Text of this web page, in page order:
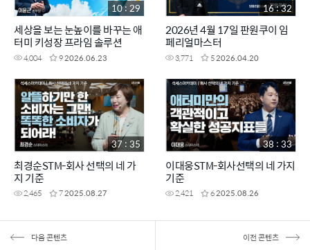
세상을 보는 눈높이를 바꾸는 애
터미 키성장 프라임 솔루션
4,004 92026.06.23
10 : 29
2026년 4월 17일 판원쿠이 임
페리얼마스터
3,771 52026.04.20
16 : 32
최경순STM-회사 선택의 네 가
지 기준
2,465 72025.08.27
37 : 35
이대웅STM-회사선택의 네 가지
기준
2,421 62025.08.26
38 : 33
다음 콘텐츠 이전 콘텐츠